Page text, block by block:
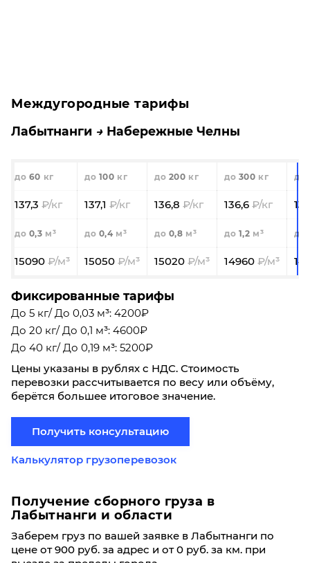
Междугородные тарифы
Лабытнанги Набережные Челны
60 100 200 300
137,3 137,1 136,8 136,6
0,3 0,4 0,8 1,2
15090 15050 15020 14960
Фиксированные тарифы
До 5 кг/ До 0,03 м³: 4200₽
До 20 кг/ До 0,1 м³: 4600₽
До 40 кг/ До 0,19 м³: 5200₽
Цены указаны в рублях с НДС. Стоимость
перевозки рассчитывается по весу или объёму,
берётся большее итоговое значение.
Получить консультацию
Калькулятор грузоперевозок
Получение сборного груза в
Лабытнанги и области
Заберем груз по вашей заявке в Лабытнанги по
цене от 900 руб. за адрес и от 0 руб. за км. при